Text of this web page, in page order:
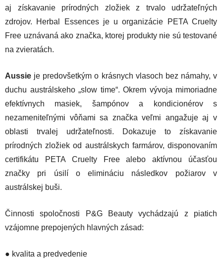
aj získavanie prírodných zložiek z trvalo udržateľných
zdrojov. Herbal Essences je u organizácie PETA Cruelty
Free uznávaná ako značka, ktorej produkty nie sú testované
na zvieratách.
Aussie je predovšetkým o krásnych vlasoch bez námahy, v
duchu austrálskeho „slow time“. Okrem vývoja mimoriadne
efektívnych masiek, šampónov a kondicionérov s
nezameniteľnými vôňami sa značka veľmi angažuje aj v
oblasti trvalej udržateľnosti. Dokazuje to získavanie
prírodných zložiek od austrálskych farmárov, disponovaním
certifikátu PETA Cruelty Free alebo aktívnou účasťou
značky pri úsilí o elimináciu následkov požiarov v
austrálskej buši.
Činnosti spoločnosti P&G Beauty vychádzajú z piatich
vzájomne prepojených hlavných zásad:
● kvalita a predvedenie